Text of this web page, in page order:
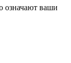
означают ваши